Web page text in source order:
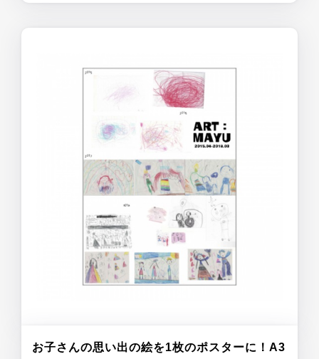
お子さんの思い出の絵を1枚のポスターに！A3